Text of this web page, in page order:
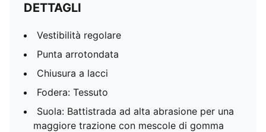
DETTAGLI
Vestibilità regolare
Punta arrotondata
Chiusura a lacci
Fodera: Tessuto
Suola: Battistrada ad alta abrasione per una
maggiore trazione con mescole di gomma